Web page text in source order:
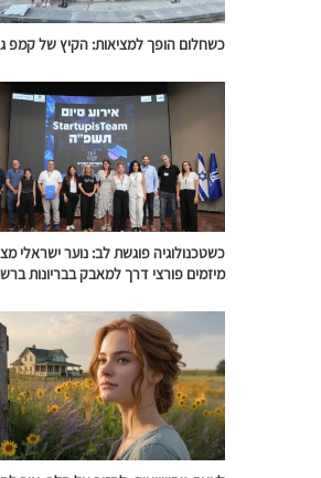
כשחלום הופך למציאות: הקיץ של קמפ
כשטכנולוגיה פוגשת לב: נוער ישראלי
מיזמים פורצי דרך למאבק בבריונות